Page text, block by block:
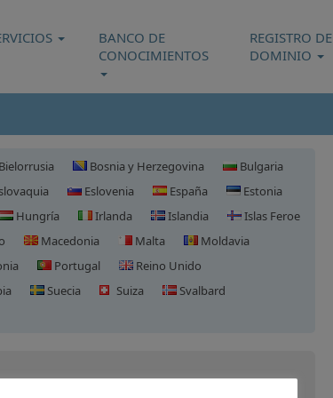
BANCO DE
CONOCIMIENTOS
REGISTRO DE
DOMINIO
Bielorrusia Bosnia y Herzegovina
Bulgaria
Eslovenia España
Estonia
Hungría Irlanda Islandia
Islas Feroe
Macedonia Malta
Moldavia
Portugal
Reino Unido
Suecia Suiza
Svalbard